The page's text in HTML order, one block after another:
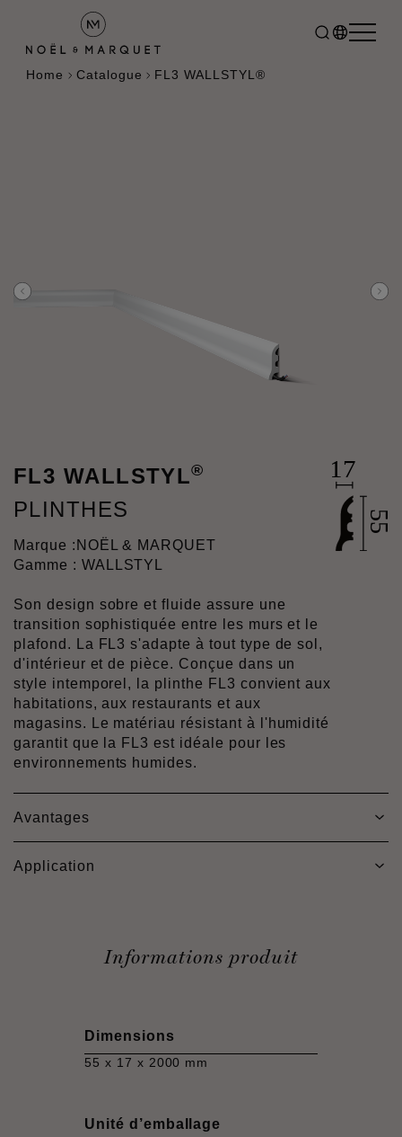
Home Catalogue FL3 WALLSTYL®
FL3 WALLSTYL®
PLINTHES
Marque : NOËL & MARQUET
Gamme : WALLSTYL
Son design sobre et fluide assure une
transition sophistiquée entre les murs et le
plafond. La FL3 s'adapte à tout type de sol,
d'intérieur et de pièce. Conçue dans un
style intemporel, la plinthe FL3 convient aux
habitations, aux restaurants et aux
magasins. Le matériau résistant à l'humidité
garantit que la FL3 est idéale pour les
environnements humides.
Avantages
Application
Informations produit
Dimensions
55 x 17 x 2000 mm
Unité d’emballage